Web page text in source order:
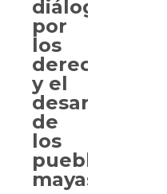
diálogo
por
los
derechos
y el
desarrollo
de
los
pueblos
mayas